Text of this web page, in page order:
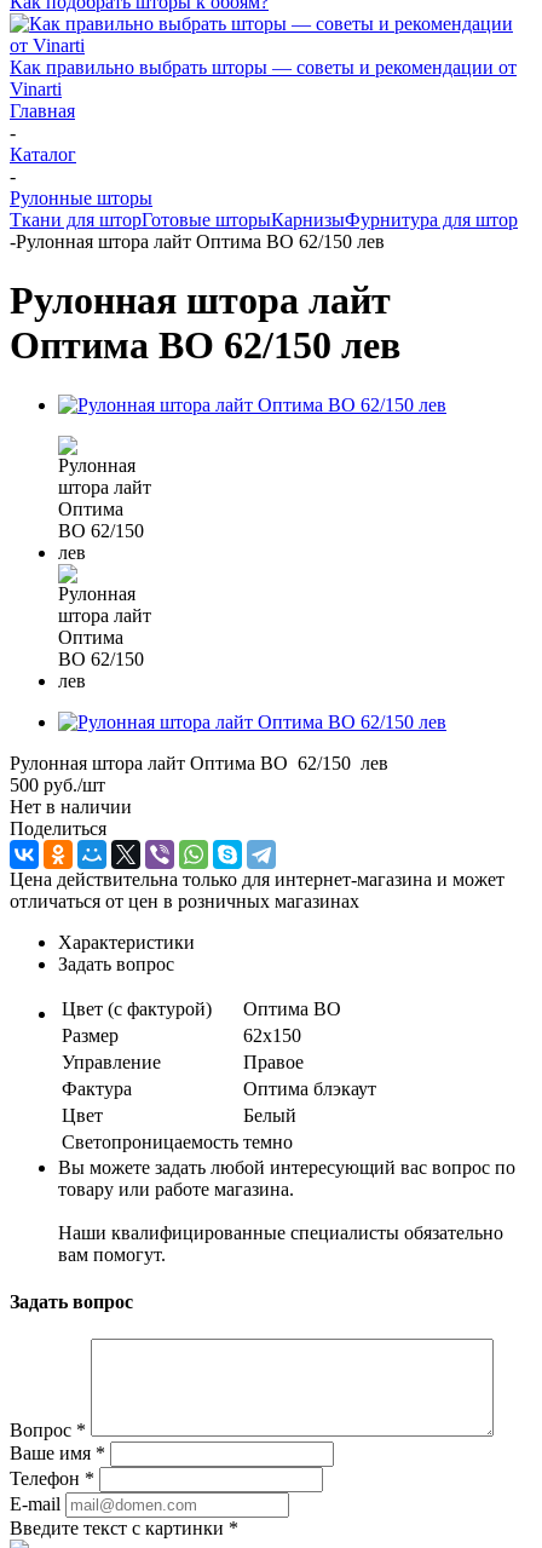
Как правильно выбрать шторы — советы и рекомендации от
Vinarti
Главная
-
Каталог
-
Рулонные шторы
Ткани для шторГотовые шторыКарнизыФурнитура для штор
-Рулонная штора лайт Оптима ВО 62/150 лев
Рулонная штора лайт
Оптима ВО 62/150 лев
Рулонная штора лайт Оптима ВО 62/150 лев
500 руб./шт
Нет в наличии
Поделиться
Цена действительна только для интернет-магазина и может
отличаться от цен в розничных магазинах
Характеристики
Задать вопрос
Цвет (с фактурой)
Оптима ВО
Размер
62х150
Управление
Правое
Фактура
Оптима блэкаут
Цвет
Белый
Светопроницаемость темно
Вы можете задать любой интересующий вас вопрос по
товару или работе магазина.
Наши квалифицированные специалисты обязательно
вам помогут.
Задать вопрос
Вопрос *
Ваше имя *
Телефон *
E-mail
Введите текст с картинки *